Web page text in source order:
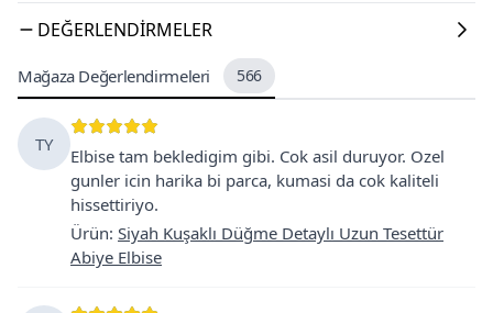
DEĞERLENDIRMELER
Mağaza Değerlendirmeleri 566
TY
Elbise tam bekledigim gibi. Cok asil duruyor. Ozel
gunler icin harika bi parca, kumasi da cok kaliteli
hissettiriyo.
Ürün: Siyah Kuşaklı Düğme Detaylı Uzun Tesettür
Abiye Elbise